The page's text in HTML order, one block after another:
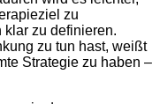
zu
zu definieren.
zu tun hast, weißt
Strategie zu haben –